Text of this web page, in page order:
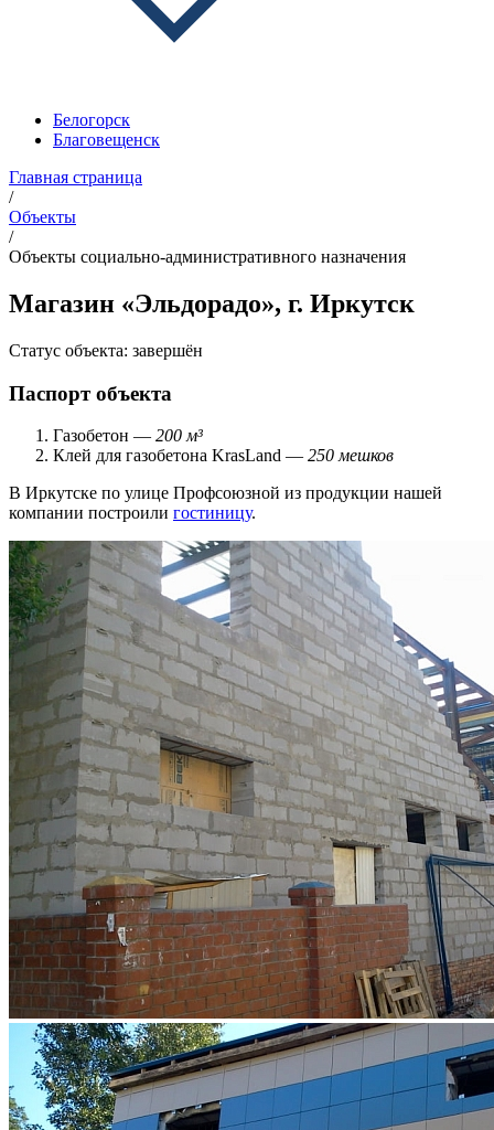
Белогорск
Благовещенск
Главная страница
/
Объекты
/
Объекты социально-административного назначения
Магазин «Эльдорадо», г. Иркутск
Статус объекта: завершён
Паспорт объекта
Газобетон — 200 м³
Клей для газобетона KrasLand — 250 мешков
В Иркутске по улице Профсоюзной из продукции нашей
компании построили гостиницу.